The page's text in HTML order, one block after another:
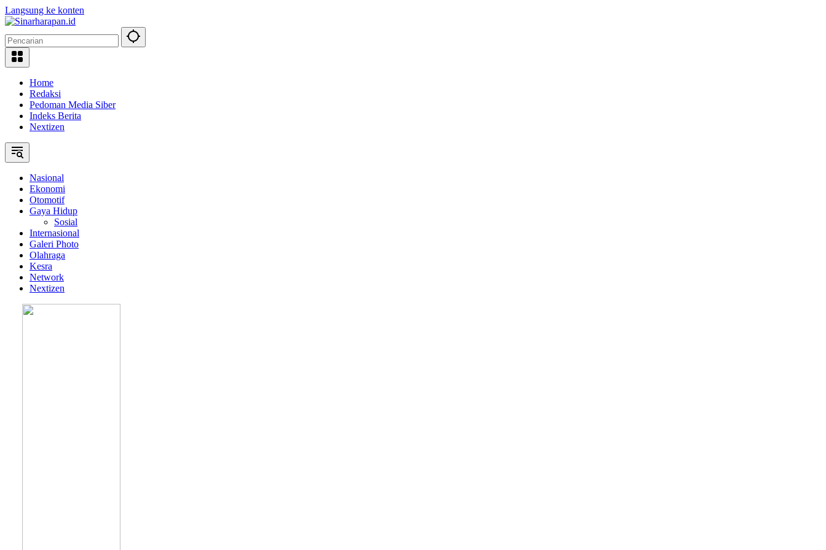
Langsung ke konten
Home
Redaksi
Pedoman Media Siber
Indeks Berita
Nextizen
Nasional
Ekonomi
Otomotif
Gaya Hidup
Sosial
Internasional
Galeri Photo
Olahraga
Kesra
Network
Nextizen